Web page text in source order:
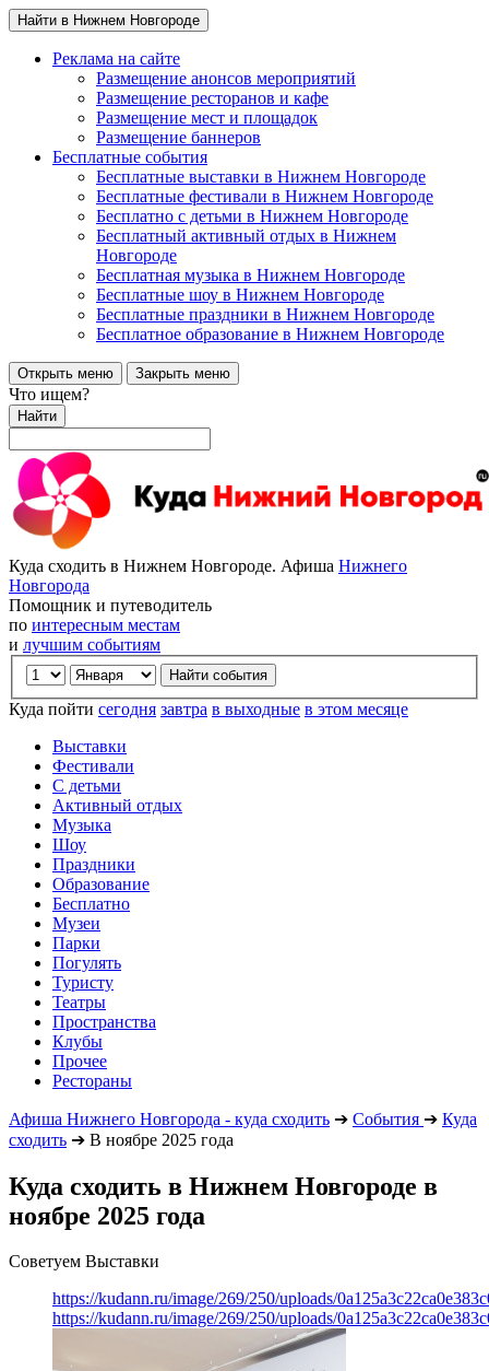
Найти в Нижнем Новгороде
Реклама на сайте
Размещение анонсов мероприятий
Размещение ресторанов и кафе
Размещение мест и площадок
Размещение баннеров
Бесплатные события
Бесплатные выставки в Нижнем Новгороде
Бесплатные фестивали в Нижнем Новгороде
Бесплатно с детьми в Нижнем Новгороде
Бесплатный активный отдых в Нижнем
Новгороде
Бесплатная музыка в Нижнем Новгороде
Бесплатные шоу в Нижнем Новгороде
Бесплатные праздники в Нижнем Новгороде
Бесплатное образование в Нижнем Новгороде
Открыть меню Закрыть меню
Что ищем?
Найти
Куда сходить в Нижнем Новгороде. Афиша Нижнего
Новгорода
Помощник и путеводитель
по интересным местам
и лучшим событиям
Куда пойти сегодня завтра в выходные в этом месяце
Выставки
Фестивали
С детьми
Активный отдых
Музыка
Шоу
Праздники
Образование
Бесплатно
Музеи
Парки
Погулять
Туристу
Театры
Пространства
Клубы
Прочее
Рестораны
Афиша Нижнего Новгорода - куда сходить ➔ События ➔ Куда
сходить ➔ В ноябре 2025 года
Куда сходить в Нижнем Новгороде в
ноябре 2025 года
Советуем Выставки
https://kudann.ru/image/269/250/uploads/
https://kudann.ru/image/269/250/uploads/